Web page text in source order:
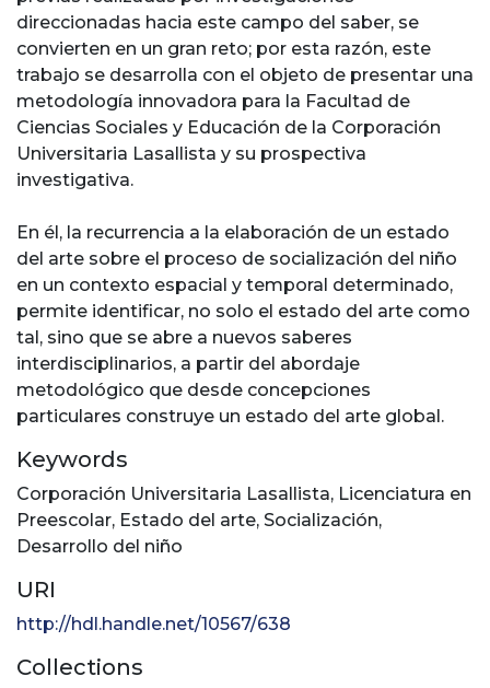
direccionadas hacia este campo del saber, se
convierten en un gran reto; por esta razón, este
trabajo se desarrolla con el objeto de presentar una
metodología innovadora para la Facultad de
Ciencias Sociales y Educación de la Corporación
Universitaria Lasallista y su prospectiva
investigativa.
En él, la recurrencia a la elaboración de un estado
del arte sobre el proceso de socialización del niño
en un contexto espacial y temporal determinado,
permite identificar, no solo el estado del arte como
tal, sino que se abre a nuevos saberes
interdisciplinarios, a partir del abordaje
metodológico que desde concepciones
particulares construye un estado del arte global.
Keywords
Corporación Universitaria Lasallista, Licenciatura en
Preescolar, Estado del arte, Socialización,
Desarrollo del niño
URI
http://hdl.handle.net/10567/638
Collections